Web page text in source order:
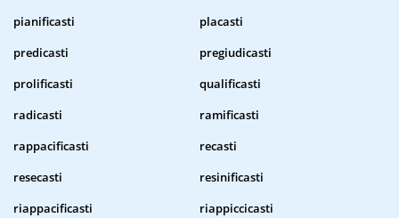
pianificasti
placasti
predicasti
pregiudicasti
prolificasti
qualificasti
radicasti
ramificasti
rappacificasti
recasti
resecasti
resinificasti
riappacificasti
riappiccicasti